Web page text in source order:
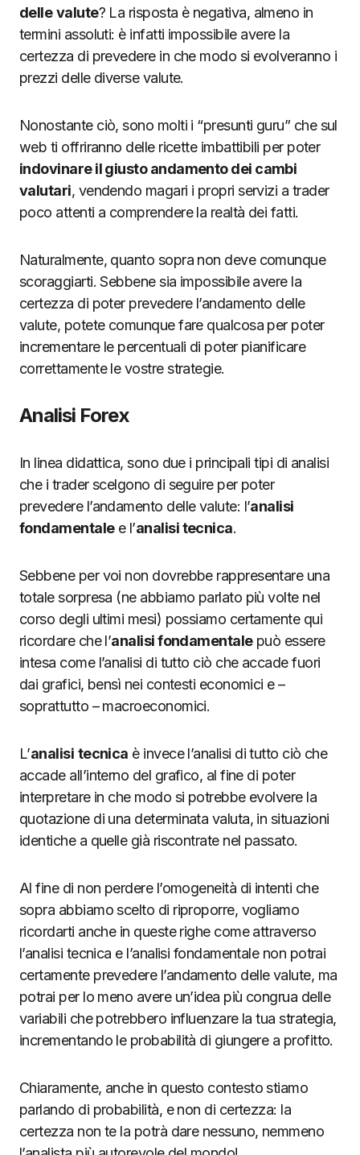
delle valute? La risposta è negativa, almeno in
termini assoluti: è infatti impossibile avere la
certezza di prevedere in che modo si evolveranno i
prezzi delle diverse valute.
Nonostante ciò, sono molti i “presunti guru” che sul
web ti offriranno delle ricette imbattibili per poter
indovinare il giusto andamento dei cambi
valutari, vendendo magari i propri servizi a trader
poco attenti a comprendere la realtà dei fatti.
Naturalmente, quanto sopra non deve comunque
scoraggiarti. Sebbene sia impossibile avere la
certezza di poter prevedere l’andamento delle
valute, potete comunque fare qualcosa per poter
incrementare le percentuali di poter pianificare
correttamente le vostre strategie.
Analisi Forex
In linea didattica, sono due i principali tipi di analisi
che i trader scelgono di seguire per poter
prevedere l’andamento delle valute: l’analisi
fondamentalee l’analisi tecnica.
Sebbene per voi non dovrebbe rappresentare una
totale sorpresa (ne abbiamo parlato più volte nel
corso degli ultimi mesi) possiamo certamente qui
ricordare che l’analisi fondamentalepuò essere
intesa come l’analisi di tutto ciò che accade fuori
dai grafici, bensì nei contesti economici e –
soprattutto – macroeconomici.
L’analisi tecnica è invece l’analisi di tutto ciò che
accade all’interno del grafico, al fine di poter
interpretare in che modo si potrebbe evolvere la
quotazione di una determinata valuta, in situazioni
identiche a quelle già riscontrate nel passato.
Al fine di non perdere l’omogeneità di intenti che
sopra abbiamo scelto di riproporre, vogliamo
ricordarti anche in queste righe come attraverso
l’analisi tecnica e l’analisi fondamentale non potrai
certamente prevedere l’andamento delle valute, ma
potrai per lo meno avere un’idea più congrua delle
variabili che potrebbero influenzare la tua strategia,
incrementando le probabilità di giungere a profitto.
Chiaramente, anche in questo contesto stiamo
parlando di probabilità, e non di certezza: la
certezza non te la potrà dare nessuno, nemmeno